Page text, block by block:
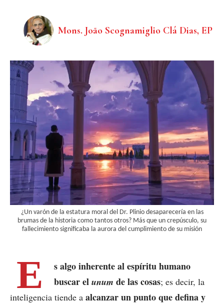
Mons. João Scognamiglio Clá Dias, EP
¿Un varón de la estatura moral del Dr. Plinio desaparecería en las
brumas de la historia como tantos otros? Más que un crepúsculo, su
fallecimiento significaba la aurora del cumplimiento de su misión
E
s algo inherente al espíritu humano
buscar el unum de las cosas; es decir, la
inteligencia tiende a alcanzar un punto que defina y